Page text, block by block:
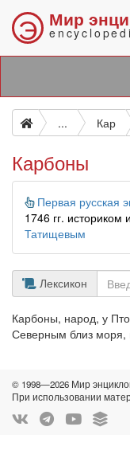
Э Мир
... Кар
Карбоны
Информация
Первая русская
1746 гг. историком
Татищевым
Лексикон
Карбоны, народ, у
Северным близ моря,
© 1998—2026 Мир
При использовании